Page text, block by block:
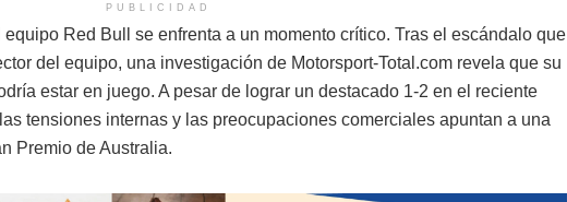
PUBLICIDAD
Red Bull se enfrenta a un momento crítico. Tras el escándalo que
del equipo, una investigación de Motorsport-Total.com revela que su
estar en juego. A pesar de lograr un destacado 1-2 en el reciente
tensiones internas y las preocupaciones comerciales apuntan a una
Premio de Australia.